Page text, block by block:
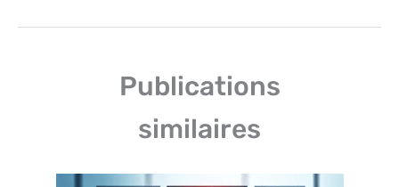
Publications
similaires